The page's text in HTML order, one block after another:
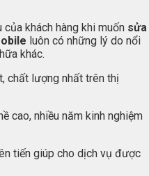
khách hàng khi muốn sửa
luôn có những lý do nổi
khác.
chất lượng nhất trên thị
cao, nhiều năm kinh nghiệm
tiến giúp cho dịch vụ được